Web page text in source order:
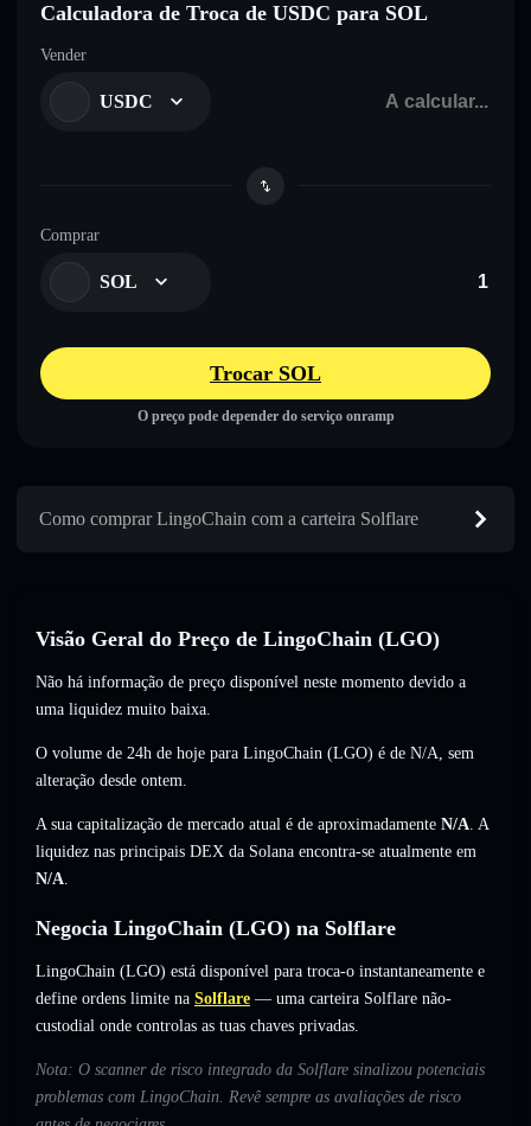
Calculadora de Troca de USDC para SOL
Vender
USDC
Comprar
SOL
Trocar SOL
O preço pode depender do serviço onramp
Como comprar LingoChain com a carteira Solflare
Visão Geral do Preço de LingoChain (LGO)
Não há informação de preço disponível neste momento devido a
uma liquidez muito baixa.
O volume de 24h de hoje para LingoChain (LGO) é de N/A, sem
alteração desde ontem.
A sua capitalização de mercado atual é de aproximadamente N/A. A
liquidez nas principais DEX da Solana encontra-se atualmente em
N/A.
Negocia LingoChain (LGO) na Solflare
LingoChain (LGO) está disponível para troca-o instantaneamente e
define ordens limite na Solflare — uma carteira Solflare não-
custodial onde controlas as tuas chaves privadas.
Nota: O scanner de risco integrado da Solflare sinalizou potenciais
problemas com LingoChain. Revê sempre as avaliações de risco